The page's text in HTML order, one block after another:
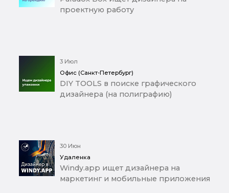
проектную работу
3 Июл
Офис (Санкт-Петербург)
DIY TOOLS в поиске графического
дизайнера (на полиграфию)
30 Июн
Удаленка
Windy.app ищет дизайнера на
маркетинг и мобильные приложения